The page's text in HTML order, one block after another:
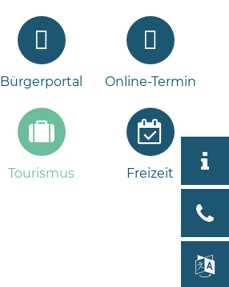
Bürgerportal Online-Termin
Tourismus Freizeit
Bleeck